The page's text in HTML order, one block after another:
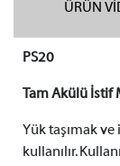
ÜRÜN
PS20
Tam Akülü İstif
Yük taşımak
kullanılır.